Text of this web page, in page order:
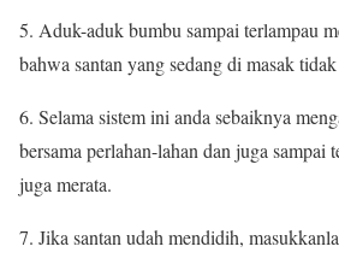
5. Aduk-aduk bumbu sampai terlampau
bahwa santan yang sedang di masak
6. Selama sistem ini anda sebaiknya
bersama perlahan-lahan dan juga sampai
juga merata.
7. Jika santan udah mendidih,